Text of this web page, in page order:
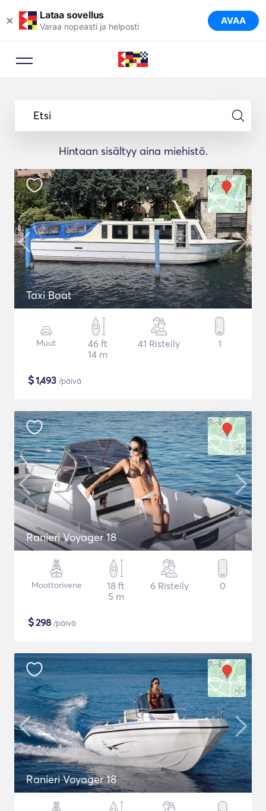
× Lataa sovellus
Varaa nopeasti ja helposti AVAA
Etsi
Hintaan sisältyy aina miehistö.
Taxi Boat
Muut
46 ft
14 m
41 Risteily 1
$1,493 /päivä
Ranieri Voyager 18
Moottorivene
18 ft
5 m
6 Risteily 0
$298 /päivä
Ranieri Voyager 18